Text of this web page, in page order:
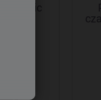
80 mic